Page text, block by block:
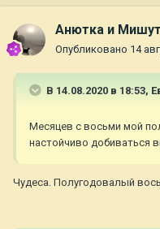
Анютка и
Опубликовано 14
В 14.08.2020 в 18:53,
Месяцев с восьми мой
настойчиво добиваться
Чудеса. Полугодовалый